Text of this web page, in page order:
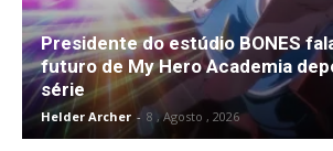
Presidente do estúdio BONES
futuro de My Hero Academia
série
Helder Archer - 8 , Agosto , 2026